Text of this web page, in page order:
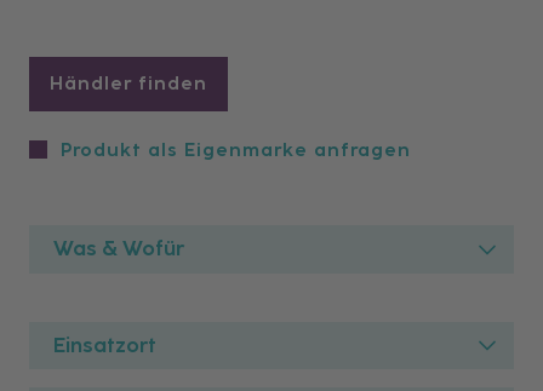
Händler finden
Produkt als Eigenmarke anfragen
Was & Wofür
Einsatzort